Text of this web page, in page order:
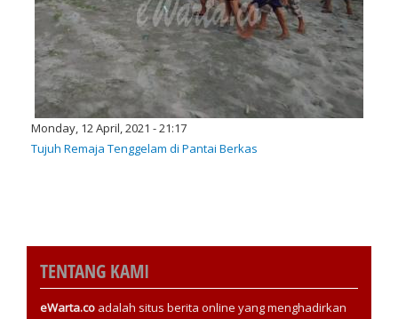
Monday, 12 April, 2021 - 21:17
Tujuh Remaja Tenggelam di Pantai Berkas
TENTANG KAMI
eWarta.co adalah situs berita online yang menghadirkan